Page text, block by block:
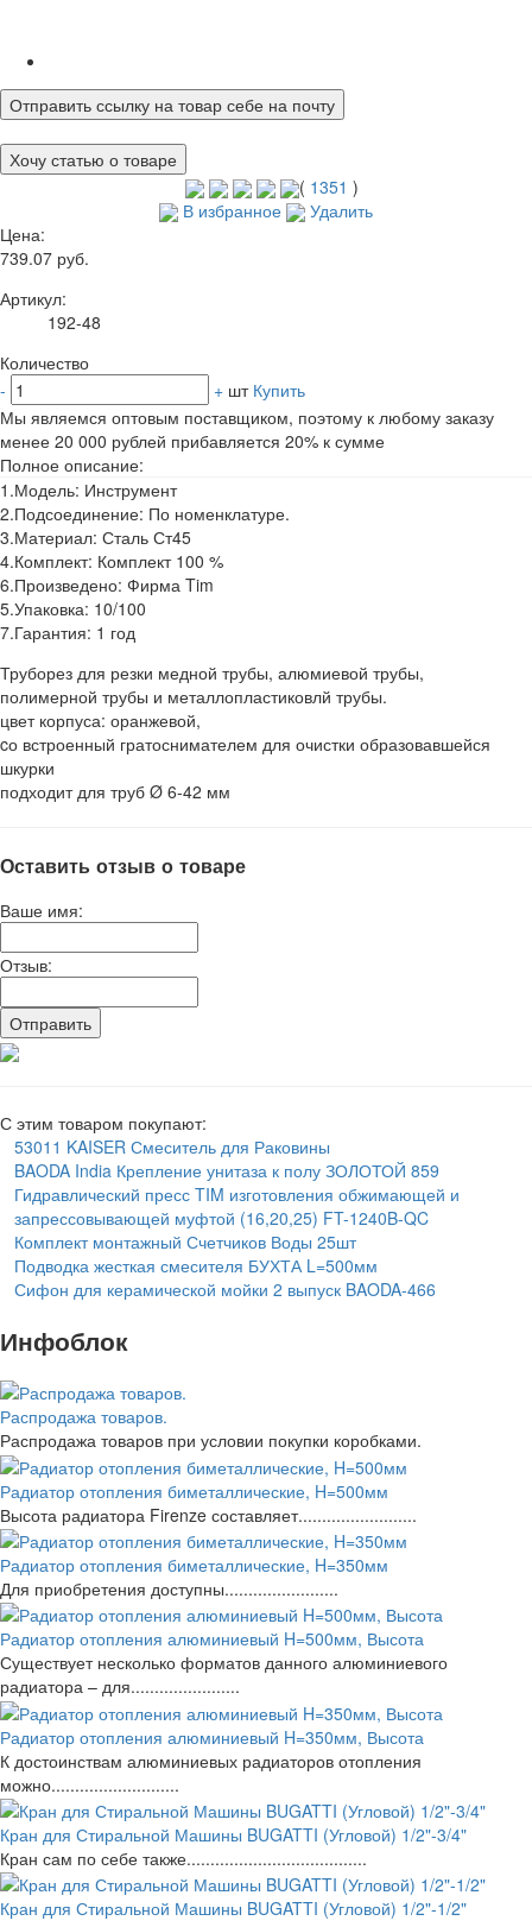
Отправить ссылку на товар себе на почту
Хочу статью о товаре
( 1351 )
В избранное
Удалить
Цена:
739.07 руб.
Артикул:
192-48
Количество
-
+ шт Купить
Мы являемся оптовым поставщиком, поэтому к любому заказу
менее 20 000 рублей прибавляется 20% к сумме
Полное описание:
1.Модель: Инструмент
2.Подсоединение: По номенклатуре.
3.Материал: Сталь Ст45
4.Комплект: Комплект 100 %
6.Произведено: Фирма Tim
5.Упаковка: 10/100
7.Гарантия: 1 год
Труборез для резки медной трубы, алюмиевой трубы,
полимерной трубы и металлопластиковлй трубы.
цвет корпуса: оранжевой,
cо встроенный гратоснимателем для очистки образовавшейся
шкурки
подходит для труб Ø 6-42 мм
Оставить отзыв о товаре
Ваше имя:
Отзыв:
С этим товаром покупают:
53011 KAISER Смеситель для Раковины
BAODA India Крепление унитаза к полу ЗОЛОТОЙ 859
Гидравлический пресс TIM изготовления обжимающей и
запрессовывающей муфтой (16,20,25) FT-1240B-QC
Комплект монтажный Счетчиков Воды 25шт
Подводка жесткая смесителя БУХТА L=500мм
Сифон для керамической мойки 2 выпуск BAODA-466
Инфоблок
Распродажа товаров.
Распродажа товаров при условии покупки коробками.
Радиатор отопления биметаллические, H=500мм
Высота радиатора Firenze составляет.........................
Радиатор отопления биметаллические, H=350мм
Для приобретения доступны........................
Радиатор отопления алюминиевый H=500мм, Высота
Существует несколько форматов данного алюминиевого
радиатора – для.......................
Радиатор отопления алюминиевый H=350мм, Высота
К достоинствам алюминиевых радиаторов отопления
можно...........................
Кран для Стиральной Машины BUGATTI (Угловой) 1/2"-3/4"
Кран сам по себе также......................................
Кран для Стиральной Машины BUGATTI (Угловой) 1/2"-1/2"